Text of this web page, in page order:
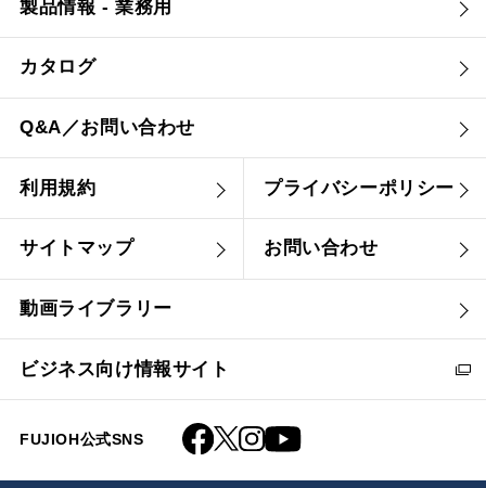
製品情報 - 業務用
カタログ
Q&A／お問い合わせ
利用規約 プライバシーポリシー
サイトマップ お問い合わせ
動画ライブラリー
ビジネス向け情報サイト
FUJIOH公式SNS